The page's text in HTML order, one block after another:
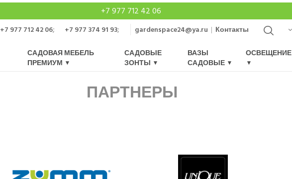
+7 977 712 42 06
+7 977 712 42 06; +7 977 374 91 93; gardenspace24@ya.ru | Контакты
САДОВАЯ МЕБЕЛЬ
ПРЕМИУМ
САДОВЫЕ
ЗОНТЫ
ВАЗЫ
САДОВЫЕ
ОСВЕЩЕНИЕ
ПАРТНЕРЫ